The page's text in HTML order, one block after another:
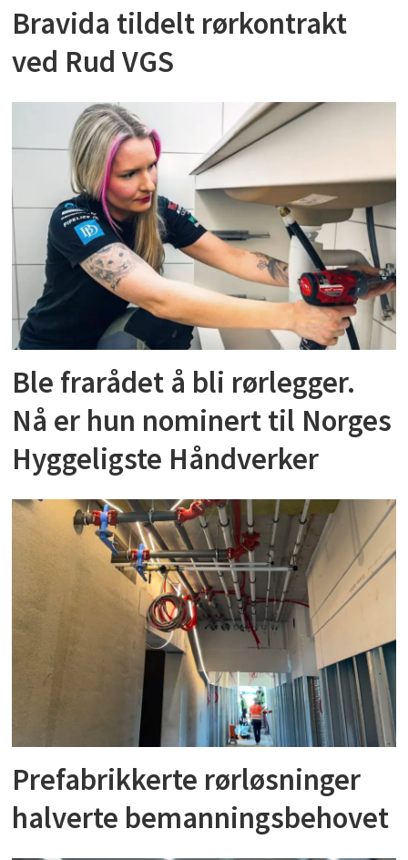
Bravida tildelt rørkontrakt
ved Rud VGS
Ble frarådet å bli rørlegger.
Nå er hun nominert til Norges
Hyggeligste Håndverker
Prefabrikkerte rørløsninger
halverte bemanningsbehovet